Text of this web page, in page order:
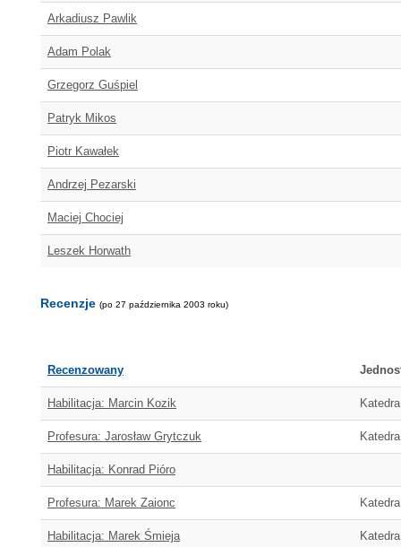
Arkadiusz Pawlik
Adam Polak
Grzegorz Guśpiel
Patryk Mikos
Piotr Kawałek
Andrzej Pezarski
Maciej Chociej
Leszek Horwath
Recenzje (po 27 października 2003 roku)
Recenzowany
Habilitacja: Marcin Kozik
Profesura: Jarosław Grytczuk
Habilitacja: Konrad Pióro
Profesura: Marek Zaionc
Habilitacja: Marek Śmieja